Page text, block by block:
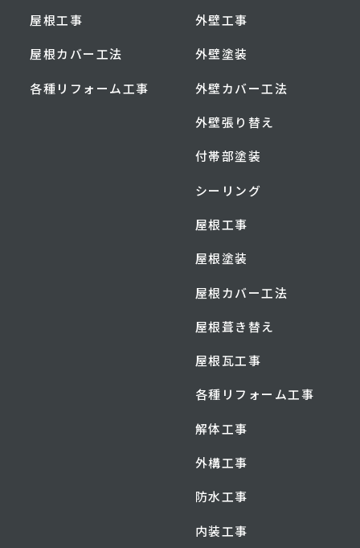
屋根工事
屋根カバー工法
各種リフォーム工事
外壁工事
外壁塗装
外壁カバー工法
外壁張り替え
付帯部塗装
シーリング
屋根工事
屋根塗装
屋根カバー工法
屋根葺き替え
屋根瓦工事
各種リフォーム工事
解体工事
外構工事
防水工事
内装工事